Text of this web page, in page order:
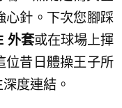
心針。下次您腳踩
外套或在球場上揮
位昔日體操王子所
度連結。